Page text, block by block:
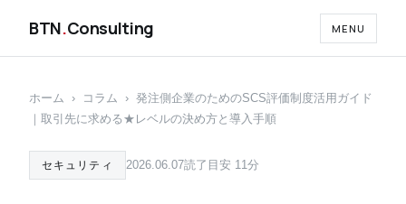
BTN.Consulting MENU
ホーム › コラム › 発注側企業のためのSCS評価制度活用ガイド
｜取引先に求める★レベルの決め方と導入手順
セキュリティ 2026.06.07読了目安 11分